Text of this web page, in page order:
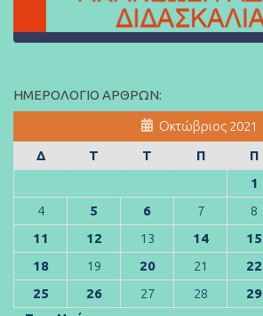
ΗΜΕΡΟΛΌΓΙΟ ΆΡΘΡΩΝ:
Οκτώβριος 2021
Δ
Τ Τ Π Π
1
4
5 6 7 8
11
12 13 14 15
18
19 20 21 22
25
26 27 28 29